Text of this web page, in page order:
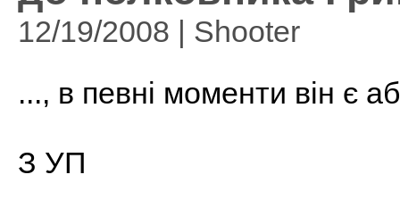
12/19/2008 | Shooter
..., в певні моменти він є
З УП